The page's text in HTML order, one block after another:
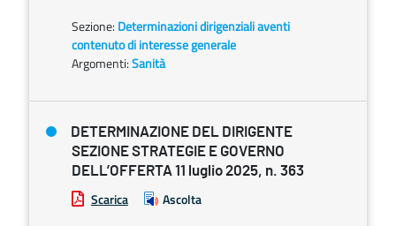
Sezione: Determinazioni dirigenziali aventi
contenuto di interesse generale
Argomenti:Sanità
DETERMINAZIONE DEL DIRIGENTE
SEZIONE STRATEGIE E GOVERNO
DELL’OFFERTA 11 luglio 2025, n. 363
Scarica Ascolta